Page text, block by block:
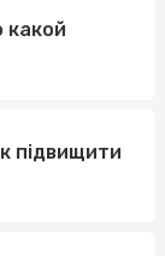
какой
підвищити